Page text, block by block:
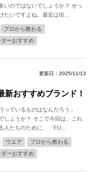
いのではないでしょうか？ せっ
いですよね。最近は街...
プロから教わる
ダーおすすめ
更新日：2025/11/13
新おすすめブランド！
っているものはなんだろう」
しょうか？ そこで今回は、これ
たちのために、「FU...
ウエア
プロから教わる
ダーおすすめ